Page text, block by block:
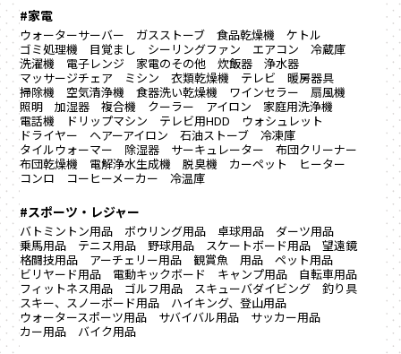
#家電
ウォーターサーバー ガスストーブ 食品乾燥機
ケトル
ゴミ処理機
目覚まし シーリングファン エアコン
冷蔵庫
洗濯機
電子レンジ 家電のその他 炊飯器
浄水器
マッサージチェア
ミシン 衣類乾燥機 テレビ
暖房器具
掃除機
空気清浄機 食器洗い乾燥機 ワインセラー
扇風機
照明
加湿器 複合機 クーラー アイロン
家庭用洗浄機
電話機
ドリップマシン テレビ用HDD
ウォシュレット
ドライヤー
ヘアーアイロン 石油ストーブ
冷凍庫
タイルウォーマー
除湿器 サーキュレーター
布団クリーナー
布団乾燥機
電解浄水生成機 脱臭機 カーペット
ヒーター
コンロ
コーヒーメーカー 冷温庫
#スポーツ・レジャー
バトミントン用品 ボウリング用品 卓球用品
ダーツ用品
乗馬用品
テニス用品 野球用品 スケートボード用品
望遠鏡
格闘技用品
アーチェリー用品 観賞魚 用品
ペット用品
ビリヤード用品
電動キックボード キャンプ用品
自転車用品
フィットネス用品
ゴルフ用品 スキューバダイビング
釣り具
スキー、スノーボード用品
ハイキング、登山用品
ウォータースポーツ用品
サバイバル用品
サッカー用品
カー用品
バイク用品